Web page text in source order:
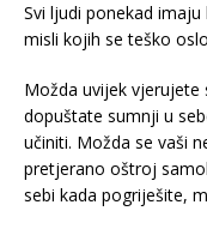
Svi ljudi ponekad
misli kojih se teško
Možda uvijek
dopuštate sumnji u
učiniti. Možda se vaši
pretjerano oštroj
sebi kada pogriješite,